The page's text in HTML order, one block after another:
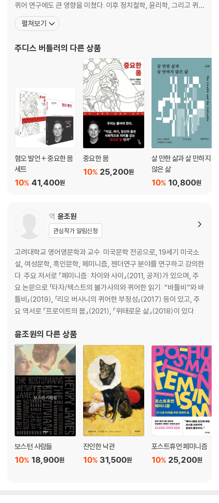
퀴어 연구에도 큰 영향을 미쳤다. 이후 정치철학, 윤리학, 그리고 퀴
어 이론의 성과들을 바탕으로 인간으로서의 삶의 가능성과 공동체의
윤리적 관계성을 모색해왔다. 버틀러는 그녀의 저서 『젠더 트러블: 페
한계에 관하여』로 잘 알려져 있다. 여기서 그녀는
펼쳐보기
주디스 버틀러의 다른 상품
혐오 발언 + 중요한 몸
세트
41,400원
10%
중요한 몸
25,200원
10%
살 만한 삶과 살 만하지
않은 삶
10,800원
10%
역 윤조원
관심작가 알림신청
고려대학교 영어영문학과 교수. 미국문학 전공으로, 19세기 미국소
설, 여성문학, 흑인문학, 페미니즘, 젠더연구 분야를 연구하고 강의한
다. 주요 저서로 『페미니즘: 차이와 사이』(2011, 공저)가 있으며, 주
요 논문으로 「타자/텍스트의 불가사의와 퀴어한 읽기: “바틀비”와 바
틀비」(2019), 「리오 버사니의 퀴어한 부정성」(2017) 등이 있고, 주
요 역서로 『프로이트의 몸』(2021), 『위태로운 삶』(2018)이 있다.
윤조원의 다른 상품
보스턴 사람들
18,900원
10%
잔인한 낙관
31,500원
10%
포스트휴먼 페미니즘
25,200원
10%